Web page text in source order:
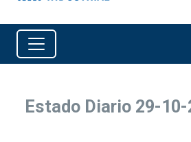
Estado Diario 29-